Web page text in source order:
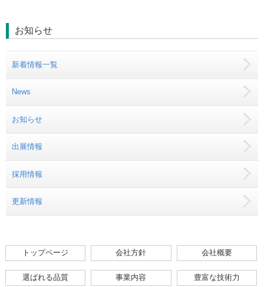
お知らせ
新着情報一覧
News
お知らせ
出展情報
採用情報
更新情報
トップページ 会社方針 会社概要
選ばれる品質 事業内容 豊富な技術力